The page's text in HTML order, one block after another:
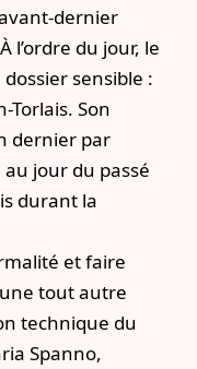
dernier
l’ordre du jour, le
sensible :
Torlais. Son
dernier par
jour du passé
durant la
et faire
tout autre
technique du
Spanno,